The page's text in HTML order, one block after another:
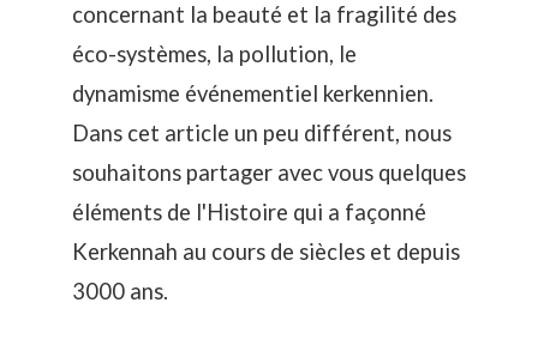
concernant la beauté et la fragilité des
éco-systèmes, la pollution, le
dynamisme événementiel kerkennien.
Dans cet article un peu différent, nous
souhaitons partager avec vous quelques
éléments de l'Histoire qui a façonné
Kerkennah au cours de siècles et depuis
3000 ans.